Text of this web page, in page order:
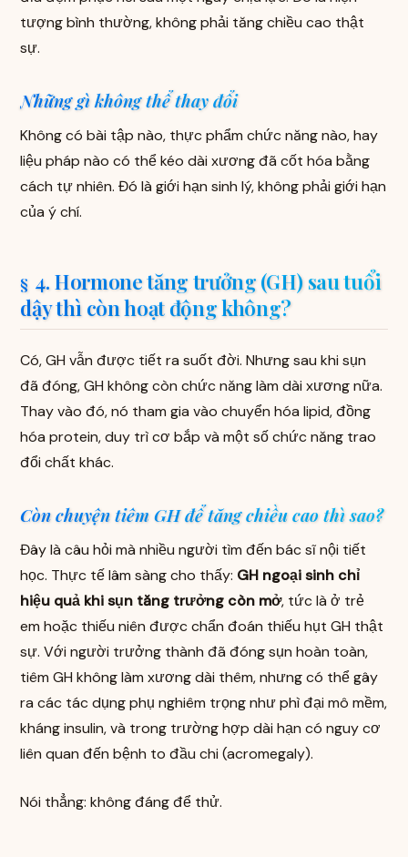
tượng bình thường, không phải tăng chiều cao thật
sự.
Những gì không thể thay đổi
Không có bài tập nào, thực phẩm chức năng nào, hay
liệu pháp nào có thể kéo dài xương đã cốt hóa bằng
cách tự nhiên. Đó là giới hạn sinh lý, không phải giới hạn
của ý chí.
4. Hormone tăng trưởng (GH) sau tuổi
dậy thì còn hoạt động không?
Có, GH vẫn được tiết ra suốt đời. Nhưng sau khi sụn
đã đóng, GH không còn chức năng làm dài xương nữa.
Thay vào đó, nó tham gia vào chuyển hóa lipid, đồng
hóa protein, duy trì cơ bắp và một số chức năng trao
đổi chất khác.
Còn chuyện tiêm GH để tăng chiều cao thì sao?
Đây là câu hỏi mà nhiều người tìm đến bác sĩ nội tiết
học. Thực tế lâm sàng cho thấy: GH ngoại sinh chỉ
hiệu quả khi sụn tăng trưởng còn mở, tức là ở trẻ
em hoặc thiếu niên được chẩn đoán thiếu hụt GH thật
sự. Với người trưởng thành đã đóng sụn hoàn toàn,
tiêm GH không làm xương dài thêm, nhưng có thể gây
ra các tác dụng phụ nghiêm trọng như phì đại mô mềm,
kháng insulin, và trong trường hợp dài hạn có nguy cơ
liên quan đến bệnh to đầu chi (acromegaly).
Nói thẳng: không đáng để thử.